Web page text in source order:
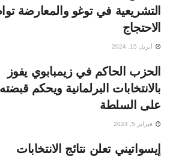
التشريعية في توغو والمعارضة
الاحتجاج
أبريل 15, 2024
الحزب الحاكم في زيمبابوي يفوز
بالانتخابات البرلمانية ويحكم قبضته
على السلطة
فبراير 5, 2024
إيسواتيني تعلن نتائج الانتخابات